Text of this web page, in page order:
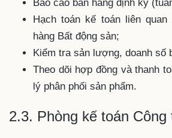
Báo cáo bán hàng định kỳ
Hạch toán kế toán liên
hàng Bất động sản;
Kiểm tra sản lượng, doanh số
Theo dõi hợp đồng và thanh
lý phân phối sản phẩm.
2.3. Phòng kế toán Công